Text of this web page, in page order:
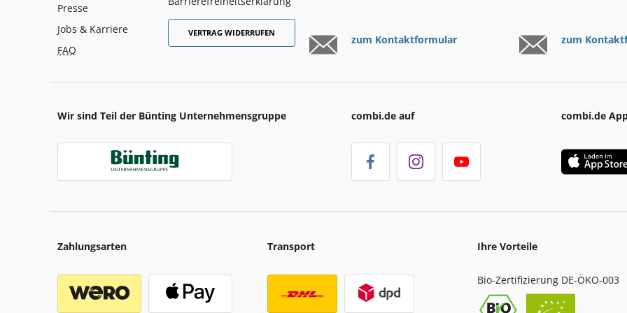
Presse
Jobs & Karriere
FAQ
VERTRAG WIDERRUFEN
zum Kontaktformular zum
Wir sind Teil der Bünting Unternehmensgruppe combi.de auf combi.de
Zahlungsarten Transport Ihre Vorteile
Bio-Zertifizierung DE-ÖKO-003